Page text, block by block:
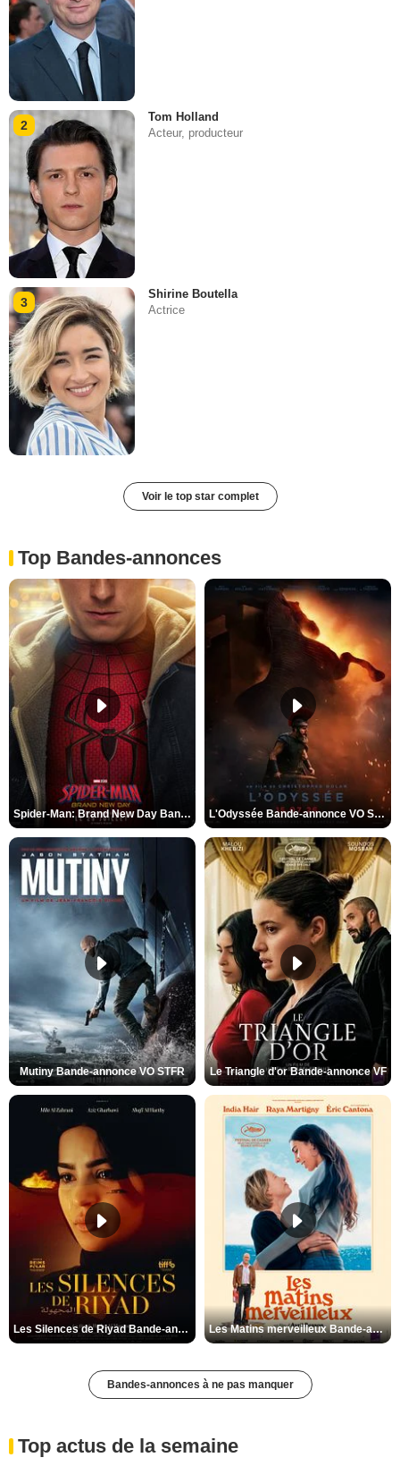
2
Tom Holland
Acteur, producteur
3
Shirine Boutella
Actrice
Voir le top star complet
Top Bandes-annonces
Spider-Man: Brand New Day Bande-annonce VO STFR L'Odyssée Bande-annonce VO STFR
Mutiny Bande-annonce VO STFR Le Triangle d'or Bande-annonce VF
Les Silences de Riyad Bande-annonce VO STFR Les Matins merveilleux Bande-annonce VF
Bandes-annonces à ne pas manquer
Top actus de la semaine